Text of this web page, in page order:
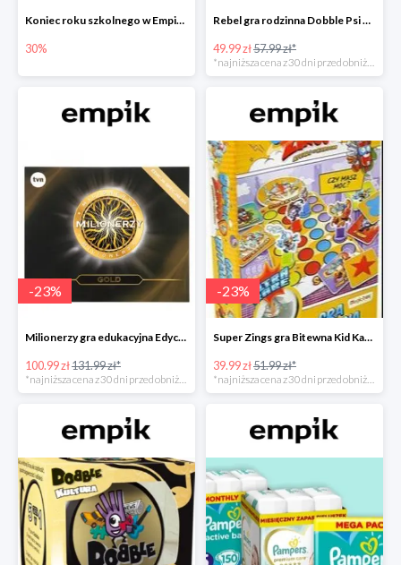
Koniec roku szkolnego w Empiku - prezenty dla dzieci i nauczycieli do -30%
30%
Rebel gra rodzinna Dobble Psi Patrol w Empiku Premium
49.99 zł57.99 zł*
-23%
Milionerzy gra edukacyjna Edycja Gold w super cenie w Empiku Premium
100.99 zł131.99 zł*
*najniższa cena z 30 dni przed obniżką
-23%
Super Zings gra Bitewna Kid Kazom w super cenie w Empiku Premium
39.99 zł51.99 zł*
*najniższa cena z 30 dni przed obniżką